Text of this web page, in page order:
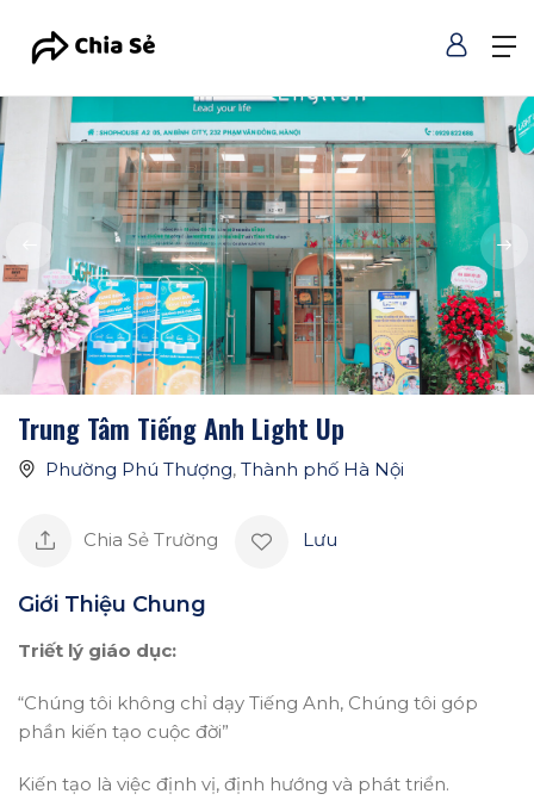
Trung Tâm Tiếng Anh Light Up
Phường Phú Thượng, Thành phố Hà Nội
Chia Sẻ Trường Lưu
Giới Thiệu Chung
Triết lý giáo dục:
“Chúng tôi không chỉ dạy Tiếng Anh, Chúng tôi góp
phần kiến tạo cuộc đời”
Kiến tạo là việc định vị, định hướng và phát triển.